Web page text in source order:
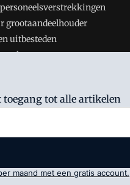
grootaandeelhouder
uitbesteden
is onderdeel van VMN media.
tot alle artikelen
maand met een gratis account.